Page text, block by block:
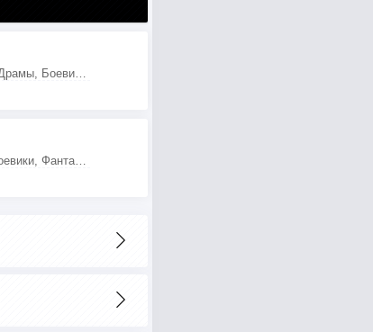
Приключения, Семейные, Драмы, Боевики, Фэнтези
Приключения, Военные, Боевики, Фантастика